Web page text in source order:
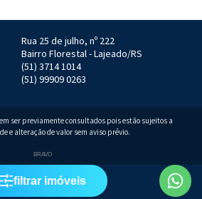
Localizar
Rua 25 de julho, nº 222
Bairro Florestal - Lajeado/RS
(51) 3714 1014
(51) 99909 0263
ser previamente consultados pois estão sujeitos a
e alteração de valor sem aviso prévio.
BRAVO
filtrar imóveis